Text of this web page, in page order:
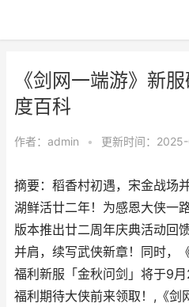
《剑网一端游》新
度百科
作者： admin • 更新时间：
摘要：稻香村初遇，宋金战场
湖鲜活廿二年！为感恩大侠一
版本推出廿二周年庆典活动回
并肩，续写武侠新章！同时，
福利新服「金秋问剑」将于9
福利期待大侠前来领取！,《剑